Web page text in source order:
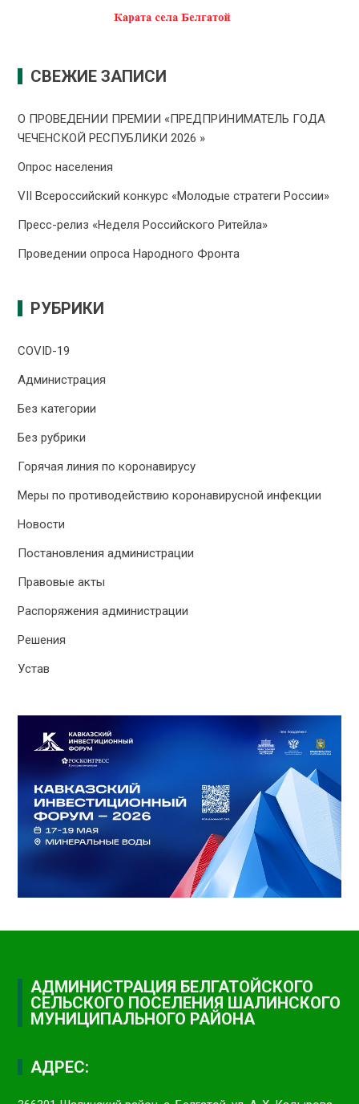
СВЕЖИЕ ЗАПИСИ
О ПРОВЕДЕНИИ ПРЕMИИ «ПРЕДПРИНИМАТЕЛЬ ГОДА
ЧЕЧЕНСКОЙ РЕСПУБЛИКИ 2026 »
Опрос населения
VII Всероссийский конкурс «Молодые стратеги России»
Пресс-релиз «Неделя Российского Ритейла»
Проведении опроса Народного Фронта
РУБРИКИ
COVID-19
Администрация
Без категории
Без рубрики
Горячая линия по коронавирусу
Меры по противодействию коронавирусной инфекции
Новости
Постановления администрации
Правовые акты
Распоряжения администрации
Решения
Устав
АДМИНИСТРАЦИЯ БЕЛГАТОЙСКОГО
СЕЛЬСКОГО ПОСЕЛЕНИЯ ШАЛИНСКОГО
МУНИЦИПАЛЬНОГО РАЙОНА
АДРЕС: